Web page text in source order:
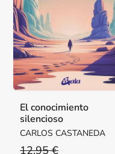
El conocimiento
silencioso
CARLOS CASTANEDA
12,95 €